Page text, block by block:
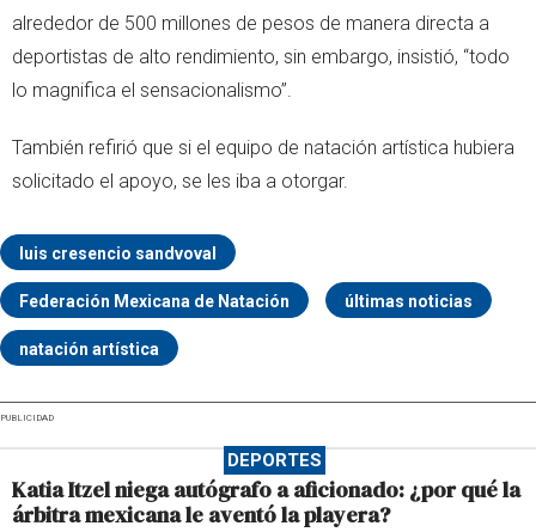
alrededor de 500 millones de pesos de manera directa a
deportistas de alto rendimiento, sin embargo, insistió, “todo
lo magnifica el sensacionalismo”.
También refirió que si el equipo de natación artística hubiera
solicitado el apoyo, se les iba a otorgar.
luis cresencio sandvoval
Federación Mexicana de Natación últimas noticias
natación artística
PUBLICIDAD
DEPORTES
Katia Itzel niega autógrafo a aficionado: ¿por qué la
árbitra mexicana le aventó la playera?